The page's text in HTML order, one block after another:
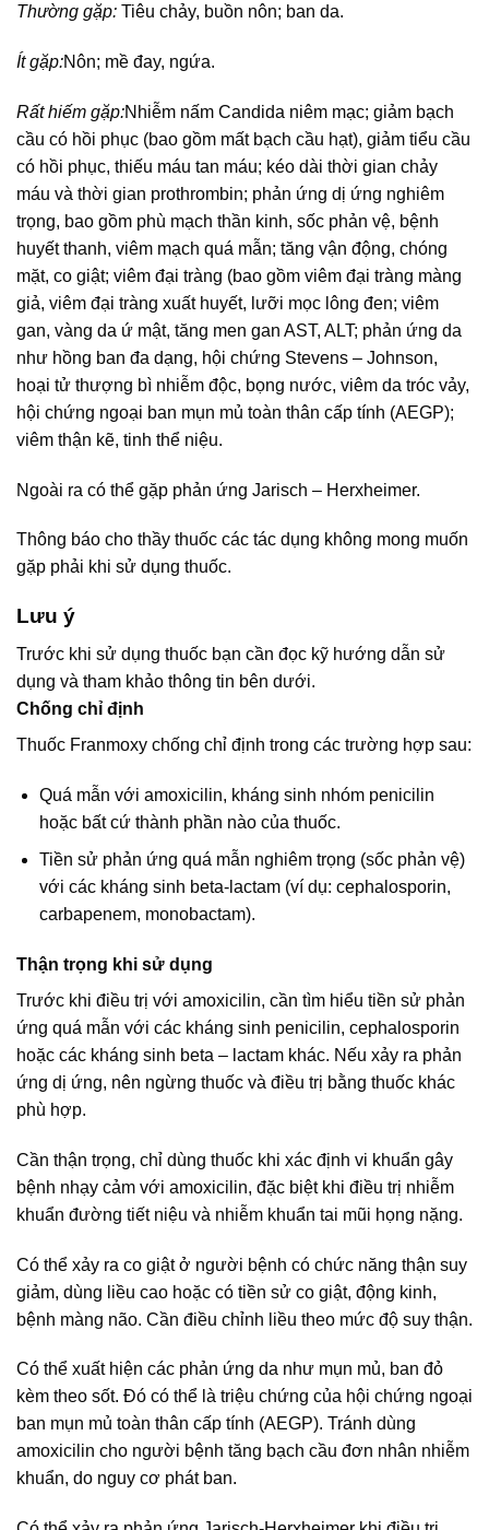
Thường gặp: Tiêu chảy, buồn nôn; ban da.
Ít gặp:Nôn; mề đay, ngứa.
Rất hiếm gặp:Nhiễm nấm Candida niêm mạc; giảm bạch
cầu có hồi phục (bao gồm mất bạch cầu hạt), giảm tiểu cầu
có hồi phục, thiếu máu tan máu; kéo dài thời gian chảy
máu và thời gian prothrombin; phản ứng dị ứng nghiêm
trọng, bao gồm phù mạch thần kinh, sốc phản vệ, bệnh
huyết thanh, viêm mạch quá mẫn; tăng vận động, chóng
mặt, co giật; viêm đại tràng (bao gồm viêm đại tràng màng
giả, viêm đại tràng xuất huyết, lưỡi mọc lông đen; viêm
gan, vàng da ứ mật, tăng men gan AST, ALT; phản ứng da
như hồng ban đa dạng, hội chứng Stevens – Johnson,
hoại tử thượng bì nhiễm độc, bọng nước, viêm da tróc vảy,
hội chứng ngoại ban mụn mủ toàn thân cấp tính (AEGP);
viêm thận kẽ, tinh thể niệu.
Ngoài ra có thể gặp phản ứng Jarisch – Herxheimer.
Thông báo cho thầy thuốc các tác dụng không mong muốn
gặp phải khi sử dụng thuốc.
Lưu ý
Trước khi sử dụng thuốc bạn cần đọc kỹ hướng dẫn sử
dụng và tham khảo thông tin bên dưới.
Chống chỉ định
Thuốc Franmoxy chống chỉ định trong các trường hợp sau:
Quá mẫn với amoxicilin, kháng sinh nhóm penicilin
hoặc bất cứ thành phần nào của thuốc.
Tiền sử phản ứng quá mẫn nghiêm trọng (sốc phản vệ)
với các kháng sinh beta-lactam (ví dụ: cephalosporin,
carbapenem, monobactam).
Thận trọng khi sử dụng
Trước khi điều trị với amoxicilin, cần tìm hiểu tiền sử phản
ứng quá mẫn với các kháng sinh penicilin, cephalosporin
hoặc các kháng sinh beta – lactam khác. Nếu xảy ra phản
ứng dị ứng, nên ngừng thuốc và điều trị bằng thuốc khác
phù hợp.
Cần thận trọng, chỉ dùng thuốc khi xác định vi khuẩn gây
bệnh nhạy cảm với amoxicilin, đặc biệt khi điều trị nhiễm
khuẩn đường tiết niệu và nhiễm khuẩn tai mũi họng nặng.
Có thể xảy ra co giật ở người bệnh có chức năng thận suy
giảm, dùng liều cao hoặc có tiền sử co giật, động kinh,
bệnh màng não. Cần điều chỉnh liều theo mức độ suy thận.
Có thể xuất hiện các phản ứng da như mụn mủ, ban đỏ
kèm theo sốt. Đó có thể là triệu chứng của hội chứng ngoại
ban mụn mủ toàn thân cấp tính (AEGP). Tránh dùng
amoxicilin cho người bệnh tăng bạch cầu đơn nhân nhiễm
khuẩn, do nguy cơ phát ban.